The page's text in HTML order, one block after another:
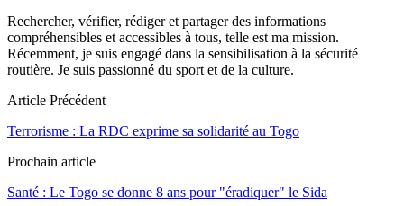
Rechercher, vérifier, rédiger et partager des informations
compréhensibles et accessibles à tous, telle est ma mission.
Récemment, je suis engagé dans la sensibilisation à la sécurité
routière. Je suis passionné du sport et de la culture.
Article Précédent
Terrorisme : La RDC exprime sa solidarité au Togo
Prochain article
Santé : Le Togo se donne 8 ans pour "éradiquer" le Sida